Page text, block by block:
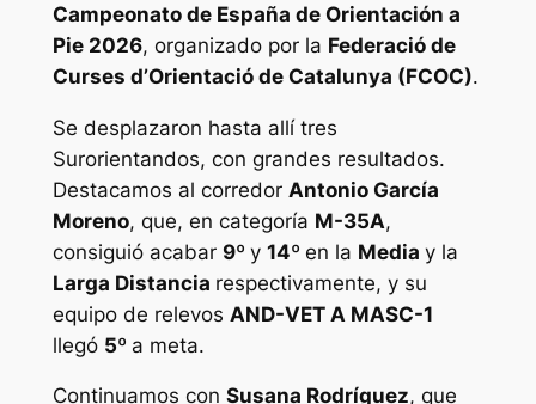
Campeonato de España de Orientación a
Pie 2026, organizado por la Federació de
Curses d’Orientació de Catalunya (FCOC).
Se desplazaron hasta allí tres
Surorientandos, con grandes resultados.
Destacamos al corredor Antonio García
Moreno, que, en categoría M-35A,
consiguió acabar 9º y 14º en la Media y la
Larga Distancia respectivamente, y su
equipo de relevos AND-VET A MASC-1
llegó 5º a meta.
Continuamos con Susana Rodríguez, que